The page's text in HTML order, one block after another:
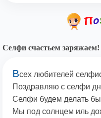
Селфи счастьем заряжаем!
Всех любителей
Поздравляю с селфи
Селфи будем делать
Мы под солнцем иль